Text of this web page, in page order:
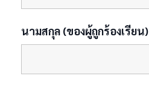
นามสกุล (ของผู้ถูกร้องเรียน)